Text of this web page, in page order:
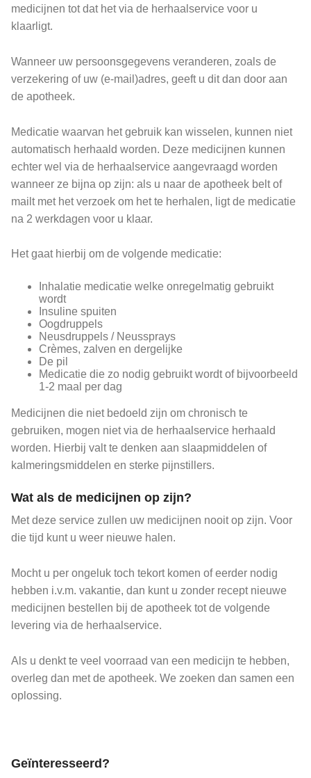
medicijnen tot dat het via de herhaalservice voor u
klaarligt.
Wanneer uw persoonsgegevens veranderen, zoals de
verzekering of uw (e-mail)adres, geeft u dit dan door aan
de apotheek.
Medicatie waarvan het gebruik kan wisselen, kunnen niet
automatisch herhaald worden. Deze medicijnen kunnen
echter wel via de herhaalservice aangevraagd worden
wanneer ze bijna op zijn: als u naar de apotheek belt of
mailt met het verzoek om het te herhalen, ligt de medicatie
na 2 werkdagen voor u klaar.
Het gaat hierbij om de volgende medicatie:
Inhalatie medicatie welke onregelmatig gebruikt
wordt
Insuline spuiten
Oogdruppels
Neusdruppels / Neussprays
Crèmes, zalven en dergelijke
De pil
Medicatie die zo nodig gebruikt wordt of bijvoorbeeld
1-2 maal per dag
Medicijnen die niet bedoeld zijn om chronisch te
gebruiken, mogen niet via de herhaalservice herhaald
worden. Hierbij valt te denken aan slaapmiddelen of
kalmeringsmiddelen en sterke pijnstillers.
Wat als de medicijnen op zijn?
Met deze service zullen uw medicijnen nooit op zijn. Voor
die tijd kunt u weer nieuwe halen.
Mocht u per ongeluk toch tekort komen of eerder nodig
hebben i.v.m. vakantie, dan kunt u zonder recept nieuwe
medicijnen bestellen bij de apotheek tot de volgende
levering via de herhaalservice.
Als u denkt te veel voorraad van een medicijn te hebben,
overleg dan met de apotheek. We zoeken dan samen een
oplossing.
Geïnteresseerd?